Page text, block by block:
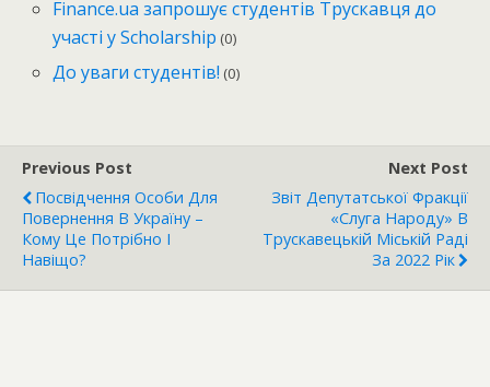
Finance.ua запрошує студентів Трускавця до
участі у Scholarship (0)
До уваги студентів! (0)
Previous Post
Посвідчення Особи Для
Повернення В Україну –
Кому Це Потрібно І
Навіщо?
Next Post
Звіт Депутатської Фракції
«Слуга Народу» В
Трускавецькій Міській Раді
За 2022 Рік